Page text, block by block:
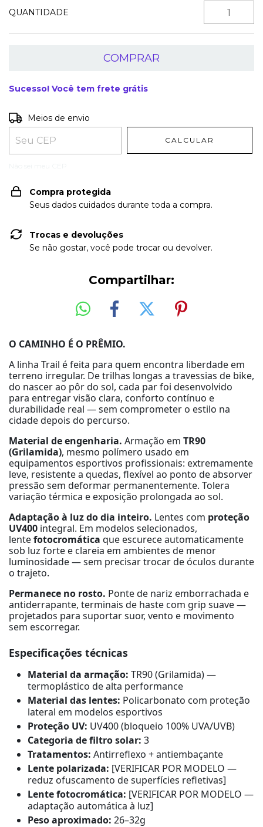
QUANTIDADE
Sucesso! Você tem frete grátis
Entregas para o CEP:
Meios de envio
CALCULAR
Compra protegida
Seus dados cuidados durante toda a compra.
Trocas e devoluções
Se não gostar, você pode trocar ou devolver.
Compartilhar:
O CAMINHO É O PRÊMIO.
A linha Trail é feita para quem encontra liberdade em
terreno irregular. De trilhas longas a travessias de bike,
do nascer ao pôr do sol, cada par foi desenvolvido
para entregar visão clara, conforto contínuo e
durabilidade real — sem comprometer o estilo na
cidade depois do percurso.
Material de engenharia. Armação em TR90
(Grilamida), mesmo polímero usado em
equipamentos esportivos profissionais: extremamente
leve, resistente a quedas, flexível ao ponto de absorver
pressão sem deformar permanentemente. Tolera
variação térmica e exposição prolongada ao sol.
Adaptação à luz do dia inteiro. Lentes com proteção
UV400 integral. Em modelos selecionados,
lentefotocromática que escurece automaticamente
sob luz forte e clareia em ambientes de menor
luminosidade — sem precisar trocar de óculos durante
o trajeto.
Permanece no rosto. Ponte de nariz emborrachada e
antiderrapante, terminais de haste com grip suave —
projetados para suportar suor, vento e movimento
sem escorregar.
Especificações técnicas
Material da armação: TR90 (Grilamida) —
termoplástico de alta performance
Material das lentes: Policarbonato com proteção
lateral em modelos esportivos
Proteção UV: UV400 (bloqueio 100% UVA/UVB)
Categoria de filtro solar: 3
Tratamentos: Antirreflexo + antiembaçante
Lente polarizada: [VERIFICAR POR MODELO —
reduz ofuscamento de superfícies refletivas]
Lente fotocromática: [VERIFICAR POR MODELO —
adaptação automática à luz]
Peso aproximado: 26–32g